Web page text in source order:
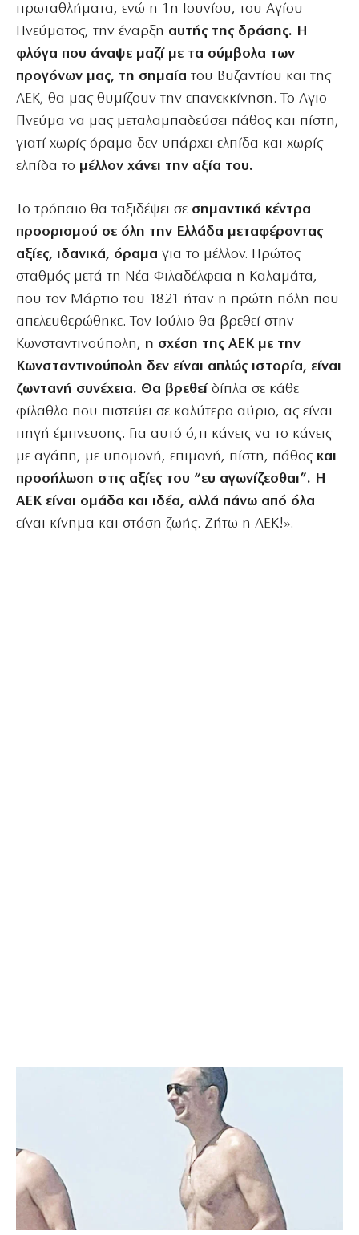
πρωταθλήματα, ενώ η 1η Ιουνίου, του Αγίου
Πνεύματος, την έναρξη αυτής της δράσης. Η
φλόγα που άναψε μαζί με τα σύμβολα των
προγόνων μας, τη σημαία του Βυζαντίου και της
ΑΕΚ, θα μας θυμίζουν την επανεκκίνηση. Το Αγιο
Πνεύμα να μας μεταλαμπαδεύσει πάθος και πίστη,
γιατί χωρίς όραμα δεν υπάρχει ελπίδα και χωρίς
ελπίδα το μέλλον χάνει την αξία του.
Το τρόπαιο θα ταξιδέψει σε σημαντικά κέντρα
προορισμού σε όλη την Ελλάδα μεταφέροντας
αξίες, ιδανικά, όραμα για το μέλλον. Πρώτος
σταθμός μετά τη Νέα Φιλαδέλφεια η Καλαμάτα,
που τον Μάρτιο του 1821 ήταν η πρώτη πόλη που
απελευθερώθηκε. Τον Ιούλιο θα βρεθεί στην
Κωνσταντινούπολη, η σχέση της ΑΕΚ με την
Κωνσταντινούπολη δεν είναι απλώς ιστορία, είναι
ζωντανή συνέχεια. Θα βρεθείδίπλα σε κάθε
φίλαθλο που πιστεύει σε καλύτερο αύριο, ας είναι
πηγή έμπνευσης. Για αυτό ό,τι κάνεις να το κάνεις
με αγάπη, με υπομονή, επιμονή, πίστη, πάθος και
προσήλωση στις αξίες του “ευ αγωνίζεσθαι”. Η
ΑΕΚ είναι ομάδα και ιδέα, αλλά πάνω από όλα
είναι κίνημα και στάση ζωής. Ζήτω η ΑΕΚ!».